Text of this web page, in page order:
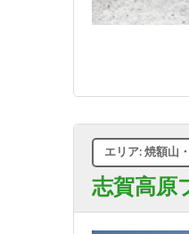
志賀高原
エリア: 焼額山